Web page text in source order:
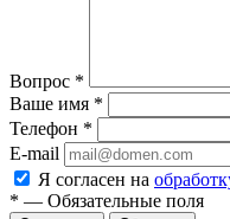
Вопрос *
Ваше имя *
Телефон *
E-mail
Я согласен на
* — Обязательные поля